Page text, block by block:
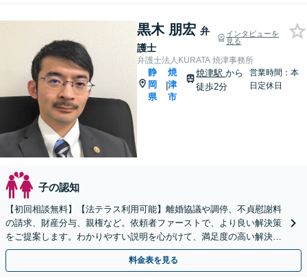
黒木 朋宏 弁
護士
インタビューを
見る
弁護士法人KURATA 焼津事務所
静
岡
県
|
焼
津
市
焼津駅から
徒歩2分
営業時間：本
日定休日
子の認知
【初回相談無料】【法テラス利用可能】離婚協議や調停、不貞慰謝料
の請求、財産分与、親権など。依頼者ファーストで、より良い解決策
をご提案します。わかりやすい説明を心がけて、満足度の高い解決を
目指します【焼津駅2分】
料金表を見る